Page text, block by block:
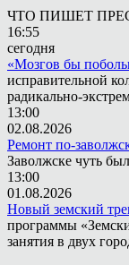
ЧТО ПИШЕТ
16:55
сегодня
«Мозгов бы
исправительной
радикально-
13:00
02.08.2026
Ремонт по-
Заволжске чуть
13:00
01.08.2026
Новый земский
программы
занятия в двух